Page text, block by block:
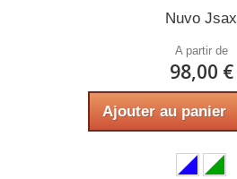
Nuvo Jsax
A partir de
98,00 €
Ajouter au panier